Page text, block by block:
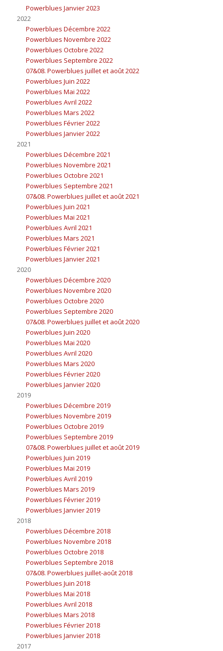
Powerblues Janvier 2023
2022
Powerblues Décembre 2022
Powerblues Novembre 2022
Powerblues Octobre 2022
Powerblues Septembre 2022
07&08. Powerblues juillet et août 2022
Powerblues Juin 2022
Powerblues Mai 2022
Powerblues Avril 2022
Powerblues Mars 2022
Powerblues Février 2022
Powerblues Janvier 2022
2021
Powerblues Décembre 2021
Powerblues Novembre 2021
Powerblues Octobre 2021
Powerblues Septembre 2021
07&08. Powerblues juillet et août 2021
Powerblues Juin 2021
Powerblues Mai 2021
Powerblues Avril 2021
Powerblues Mars 2021
Powerblues Février 2021
Powerblues Janvier 2021
2020
Powerblues Décembre 2020
Powerblues Novembre 2020
Powerblues Octobre 2020
Powerblues Septembre 2020
07&08. Powerblues juillet et août 2020
Powerblues Juin 2020
Powerblues Mai 2020
Powerblues Avril 2020
Powerblues Mars 2020
Powerblues Février 2020
Powerblues Janvier 2020
2019
Powerblues Décembre 2019
Powerblues Novembre 2019
Powerblues Octobre 2019
Powerblues Septembre 2019
07&08. Powerblues juillet et août 2019
Powerblues Juin 2019
Powerblues Mai 2019
Powerblues Avril 2019
Powerblues Mars 2019
Powerblues Février 2019
Powerblues Janvier 2019
2018
Powerblues Décembre 2018
Powerblues Novembre 2018
Powerblues Octobre 2018
Powerblues Septembre 2018
07&08. Powerblues juillet-août 2018
Powerblues Juin 2018
Powerblues Mai 2018
Powerblues Avril 2018
Powerblues Mars 2018
Powerblues Février 2018
Powerblues Janvier 2018
2017